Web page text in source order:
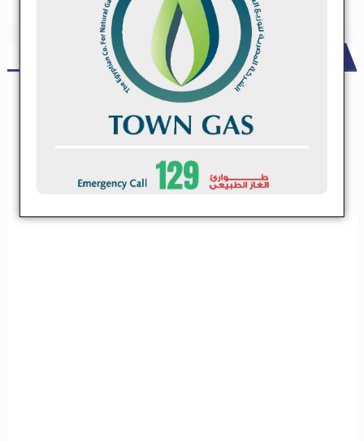
شركة مقاولات كبري تعلن عن حاجتها لعدد من مقاولي الباطن .. تعرف
شركة مقاولات كبري تعلن عن حاجتها لعدد من مقاولي
الباطن .. تعرف علي التخصصات
تعلن شركة مقاولات كبيرة عن فتح باب التسجيل
لمقاولين الباطن فى التخصصات الاتية